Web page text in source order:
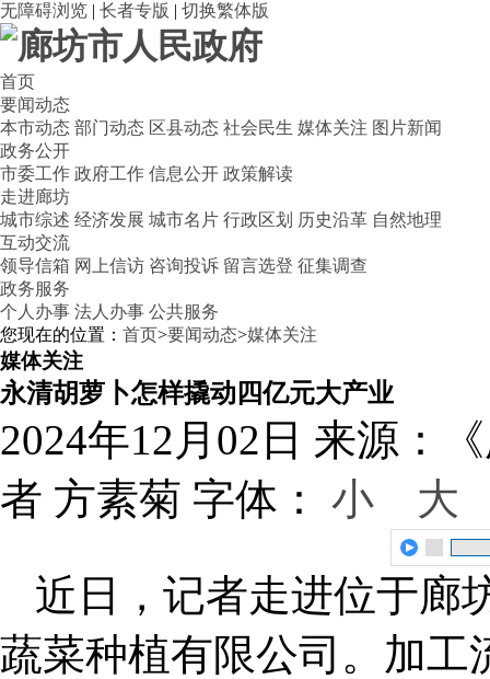
无障碍浏览 | 长者专版 | 切换繁体版
首页
要闻动态
本市动态 部门动态 区县动态 社会民生 媒体关注 图片新闻
政务公开
市委工作 政府工作 信息公开 政策解读
走进廊坊
城市综述 经济发展 城市名片 行政区划 历史沿革 自然地理
互动交流
领导信箱 网上信访 咨询投诉 留言选登 征集调查
政务服务
个人办事 法人办事 公共服务
您现在的位置： 首页>要闻动态>媒体关注
媒体关注
永清胡萝卜怎样撬动四亿元大产业
2024年12月02日 来源：
者 方素菊 字体： 小 大
近日，记者走进位于廊
蔬菜种植有限公司。加工